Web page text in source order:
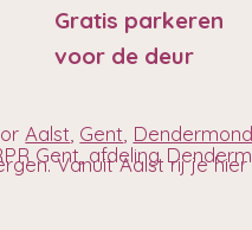
Gratis parkeren
voor de deur
Aalst Gent
Vanuit Aalst rij je
Gent, afdeling